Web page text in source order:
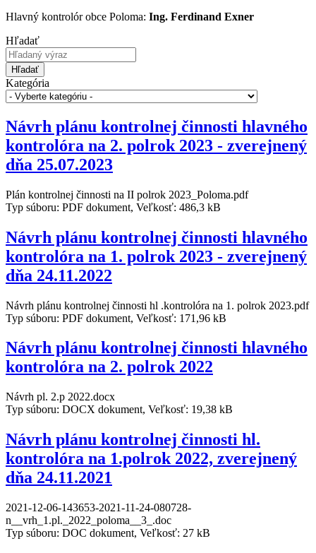
Hlavný kontrolór obce Poloma: Ing. Ferdinand Exner
Hľadať
Hľadať
Kategória
Návrh plánu kontrolnej činnosti hlavného
kontrolóra na 2. polrok 2023 - zverejnený
dňa 25.07.2023
Plán kontrolnej činnosti na II polrok 2023_Poloma.pdf
Typ súboru: PDF dokument, Veľkosť: 486,3 kB
Návrh plánu kontrolnej činnosti hlavného
kontrolóra na 1. polrok 2023 - zverejnený
dňa 24.11.2022
Návrh plánu kontrolnej činnosti hl .kontrolóra na 1. polrok 2023.pdf
Typ súboru: PDF dokument, Veľkosť: 171,96 kB
Návrh plánu kontrolnej činnosti hlavného
kontrolóra na 2. polrok 2022
Návrh pl. 2.p 2022.docx
Typ súboru: DOCX dokument, Veľkosť: 19,38 kB
Návrh plánu kontrolnej činnosti hl.
kontrolóra na 1.polrok 2022, zverejnený
dňa 24.11.2021
2021-12-06-143653-2021-11-24-080728-
n__vrh_1.pl._2022_poloma__3_.doc
Typ súboru: DOC dokument, Veľkosť: 27 kB